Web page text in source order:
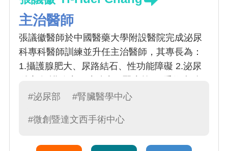
主治醫師
張議徽醫師於中國醫藥大學附設醫院完成泌尿
科專科醫師訓練並升任主治醫師，其專長為：
1.攝護腺肥大、尿路結石、性功能障礙 2.泌尿
達文西機器手臂手術、攝護腺雷射(綠光)手術、
無痛結紮手術 4.腎臟移植專科醫師
#泌尿部 #腎臟醫學中心
#微創暨達文西手術中心